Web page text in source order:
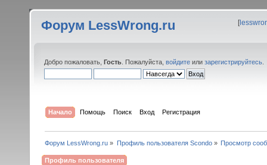
Форум LessWrong.ru [
Добро пожаловать, Гость . Пожалуйста, войдите или зарегистрируйтесь
Начало Помощь Поиск Вход Регистрация
Форум LessWrong.ru » Профиль пользователя Scondo» Просмотр
Профиль пользователя